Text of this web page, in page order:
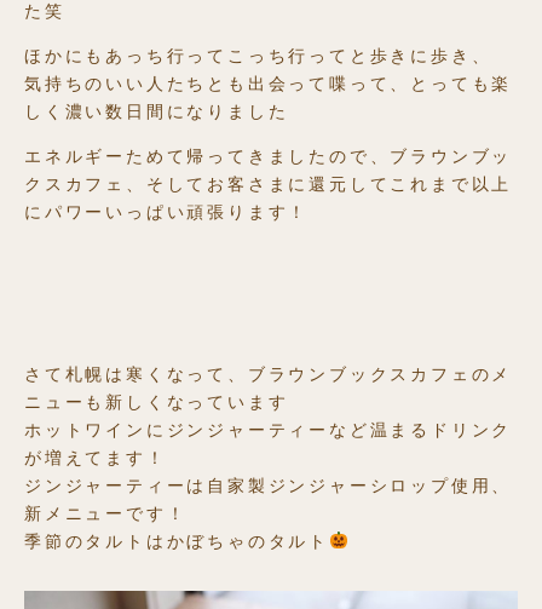
た笑
ほかにもあっち行ってこっち行ってと歩きに歩き、
気持ちのいい人たちとも出会って喋って、とっても楽
しく濃い数日間になりました
エネルギーためて帰ってきましたので、ブラウンブッ
クスカフェ、そしてお客さまに還元してこれまで以上
にパワーいっぱい頑張ります！
さて札幌は寒くなって、ブラウンブックスカフェのメ
ニューも新しくなっています
ホットワインにジンジャーティーなど温まるドリンク
が増えてます！
ジンジャーティーは自家製ジンジャーシロップ使用、
新メニューです！
季節のタルトはかぼちゃのタルト